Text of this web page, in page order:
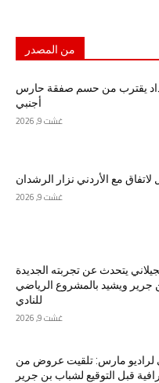
من المصدر
يقترب من حسم صفقة حارس
أجنبي
غشت 9, 2026
لاتفاق مع الأردني نزار الرشدان
غشت 9, 2026
يتحدث عن تجربته الجديدة
ويشيد بالمشروع الرياضي
للنادي
غشت 9, 2026
لراديو مارس: تلقيت عروض من
قبل التوقيع لشباب بن جرير